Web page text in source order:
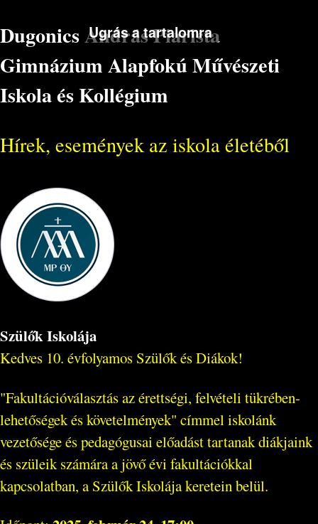
Ugrás a tartalomra
Dugonics András Piarista
Gimnázium Alapfokú Művészeti
Iskola és Kollégium
Hírek, események az iskola életéből
Szülők Iskolája
Kedves 10. évfolyamos Szülők és Diákok!
"Fakultációválasztás az érettségi, felvételi tükrében-
lehetőségek és követelmények" címmel iskolánk
vezetősége és pedagógusai előadást tartanak diákjaink
és szüleik számára a jövő évi fakultációkkal
kapcsolatban, a Szülők Iskolája keretein belül.